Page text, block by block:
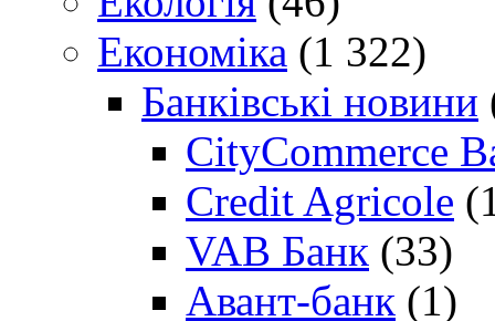
Економіка (1 322)
Банківські новини
CityCommerce
Credit Agricole
VAB Банк (33)
Авант-банк (1)